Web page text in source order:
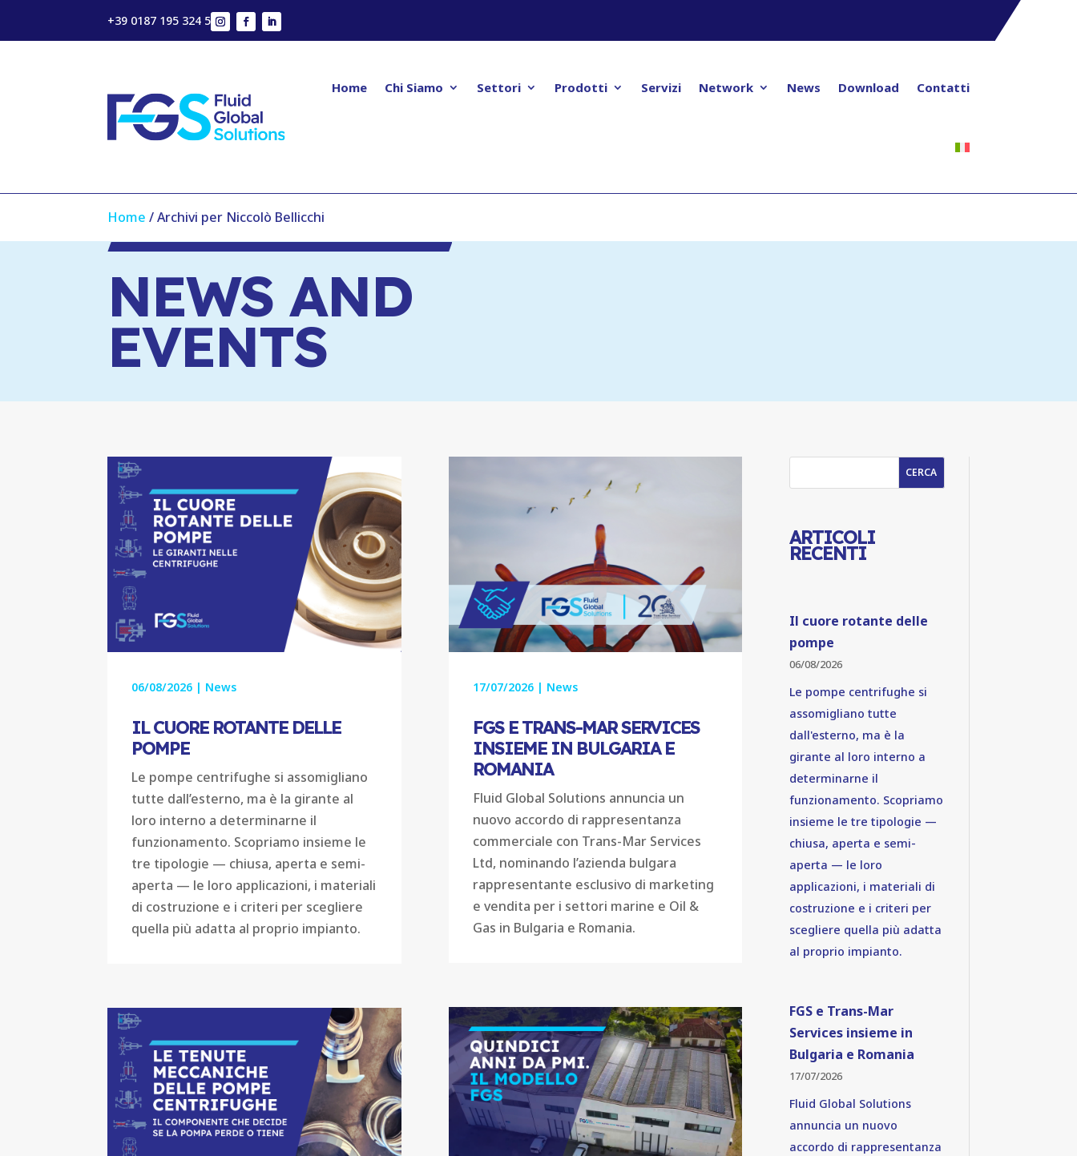
+39 0187 195 324 5
Home Chi Siamo Settori Prodotti Servizi Network News Download Contatti
Home /Archivi per Niccolò Bellicchi
NEWS AND
EVENTS
IL CUORE ROTANTE DELLE
POMPE
06/08/2026 | News
Le pompe centrifughe si assomigliano
tutte dall’esterno, ma è la girante al
loro interno a determinarne il
funzionamento. Scopriamo insieme le
tre tipologie — chiusa, aperta e semi-
aperta — le loro applicazioni, i materiali
di costruzione e i criteri per scegliere
quella più adatta al proprio impianto.
FGS E TRANS-MAR SERVICES
INSIEME IN BULGARIA E
ROMANIA
17/07/2026| News
Fluid Global Solutions annuncia un
nuovo accordo di rappresentanza
commerciale con Trans-Mar Services
Ltd, nominando l’azienda bulgara
rappresentante esclusivo di marketing
e vendita per i settori marine e Oil &
Gas in Bulgaria e Romania.
CERCA
ARTICOLI
RECENTI
Il cuore rotante delle
pompe
06/08/2026
Le pompe centrifughe si
assomigliano tutte
dall'esterno, ma è la
girante al loro interno a
determinarne il
funzionamento. Scopriamo
insieme le tre tipologie —
chiusa, aperta e semi-
aperta — le loro
applicazioni, i materiali di
costruzione e i criteri per
scegliere quella più adatta
al proprio impianto.
FGS e Trans-Mar
Services insieme in
Bulgaria e Romania
17/07/2026
Fluid Global Solutions
annuncia un nuovo
accordo di rappresentanza